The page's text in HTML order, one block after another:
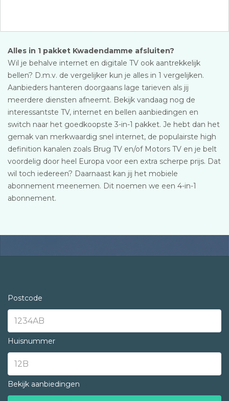
Alles in 1 pakket Kwadendamme afsluiten?
Wil je behalve internet en digitale TV ook aantrekkelijk
bellen? D.m.v. de vergelijker kun je alles in 1 vergelijken.
Aanbieders hanteren doorgaans lage tarieven als jij
meerdere diensten afneemt. Bekijk vandaag nog de
interessantste TV, internet en bellen aanbiedingen en
switch naar het goedkoopste 3-in-1 pakket. Je hebt dan het
gemak van merkwaardig snel internet, de populairste high
definition kanalen zoals Brug TV en/of Motors TV en je belt
voordelig door heel Europa voor een extra scherpe prijs. Dat
wil toch iedereen? Daarnaast kan jij het mobiele
abonnement meenemen. Dit noemen we een 4-in-1
abonnement.
Postcode
Huisnummer
Bekijk aanbiedingen